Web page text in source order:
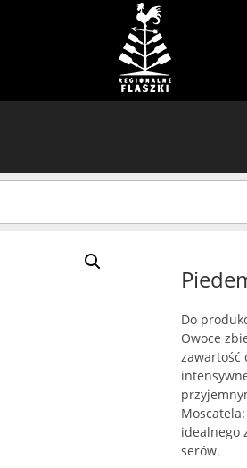
Do
Owoce
zawartość
idealnego
serów.